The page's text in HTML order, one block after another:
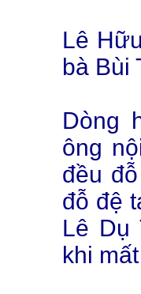
Lê
bà Bùi
Dòng
ông
đều
đỗ đệ
Lê Dụ
khi